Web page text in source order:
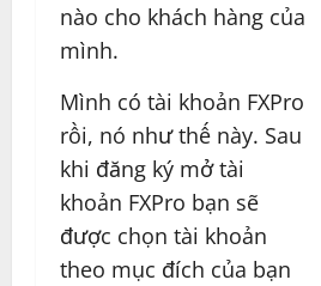
nào cho khách hàng của
mình.
Mình có tài khoản FXPro
rồi, nó như thế này. Sau
khi đăng ký mở tài
khoản FXPro bạn sẽ
được chọn tài khoản
theo mục đích của bạn